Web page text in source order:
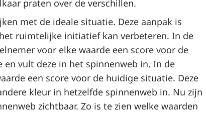
praten over de verschillen.
met de ideale situatie. Deze aanpak is
ruimtelijke initiatief kan verbeteren. In de
voor elke waarde een score voor de
vult deze in het spinnenweb in. In de
een score voor de huidige situatie. Deze
kleur in hetzelfde spinnenweb in. Nu zijn
zichtbaar. Zo is te zien welke waarden